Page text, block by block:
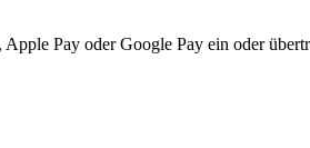
Pay oder Google Pay ein oder